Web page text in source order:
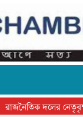
রাজনৈতিক দলের